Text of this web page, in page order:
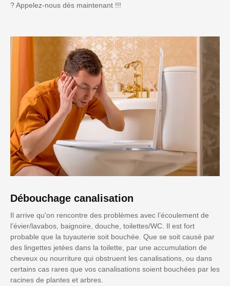
? Appelez-nous dès maintenant !!!
Débouchage canalisation
Il arrive qu'on rencontre des problèmes avec l’écoulement de
l’évier/lavabos, baignoire, douche, toilettes/WC. Il est fort
probable que la tuyauterie soit bouchée. Que se soit causé par
des lingettes jetées dans la toilette, par une accumulation de
cheveux ou nourriture qui obstruent les canalisations, ou dans
certains cas rares que vos canalisations soient bouchées par les
racines de plantes et arbres.